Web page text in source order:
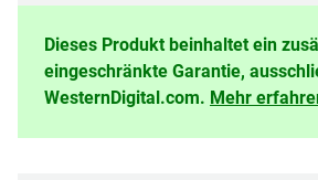
Dieses Produkt beinhaltet ein
eingeschränkte Garantie,
WesternDigital.com. Mehr